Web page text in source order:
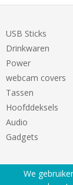
USB Sticks
Drinkwaren
Power
webcam covers
Tassen
Hoofddeksels
Audio
Gadgets
We